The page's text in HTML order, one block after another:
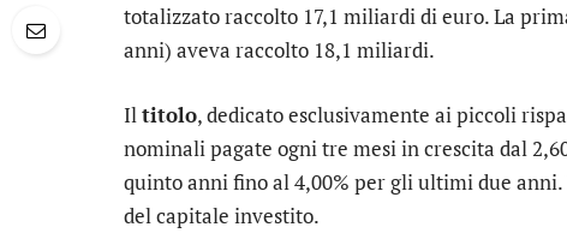
totalizzato raccolto 17,1 miliardi di euro. La
anni) aveva raccolto 18,1 miliardi.
Iltitolo, dedicato esclusivamente ai piccoli
nominali pagate ogni tre mesi in crescita dal
quinto anni fino al 4,00% per gli ultimi due
del capitale investito.